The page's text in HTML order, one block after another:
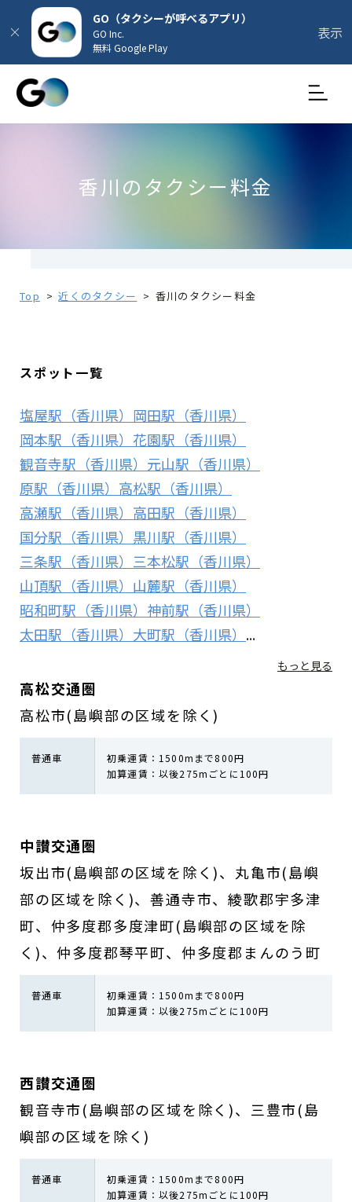
GO（タクシーが呼べるアプリ）
GO Inc.
無料 Google Play
表示
香川のタクシー料金
Top 近くのタクシー 香川のタクシー料金
スポット一覧
塩屋駅（香川県） 岡田駅（香川県）
岡本駅（香川県） 花園駅（香川県）
観音寺駅（香川県） 元山駅（香川県）
原駅（香川県） 高松駅（香川県）
高瀬駅（香川県） 高田駅（香川県）
国分駅（香川県） 黒川駅（香川県）
三条駅（香川県） 三本松駅（香川県）
山頂駅（香川県） 山麓駅（香川県）
昭和町駅（香川県） 神前駅（香川県）
太田駅（香川県） 大町駅（香川県） ...
もっと見る
高松交通圏
高松市(島嶼部の区域を除く)
普通車
初乗運賃：1500mまで800円
加算運賃：以後275mごとに100円
中讃交通圏
坂出市(島嶼部の区域を除く)、丸亀市(島嶼
部の区域を除く)、善通寺市、綾歌郡宇多津
町、仲多度郡多度津町(島嶼部の区域を除
く)、仲多度郡琴平町、仲多度郡まんのう町
普通車
初乗運賃：1500mまで800円
加算運賃：以後275mごとに100円
西讃交通圏
観音寺市(島嶼部の区域を除く)、三豊市(島
嶼部の区域を除く)
普通車
初乗運賃：1500mまで800円
加算運賃：以後275mごとに100円